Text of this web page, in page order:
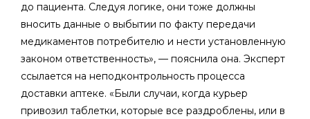
до пациента. Следуя логике, они тоже должны
вносить данные о выбытии по факту передачи
медикаментов потребителю и нести установленную
законом ответственность», — пояснила она. Эксперт
ссылается на неподконтрольность процесса
доставки аптеке. «Были случаи, когда курьер
привозил таблетки, которые все раздроблены, или в